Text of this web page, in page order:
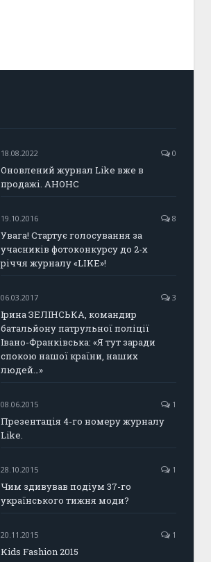
18.08.2022 0
Оновлений журнал Like вже в
продажі. АНОНС
19.10.2016 8
Увага! Стартує голосування за
учасників фотоконкурсу до 2-х
річчя журналу «LIKE»!
06.03.2017 3
Ірина ЗЕЛІНСЬКА, командир
батальйону патрульної поліції
Івано-Франківська: «Я тут заради
спокою нашої країни, наших
людей…»
08.06.2015 1
Презентація 4-го номеру журналу
Like.
28.10.2015 1
Чим здивував подіум 37-го
українського тижня моди?
20.11.2015 1
Kids Fashion 2015